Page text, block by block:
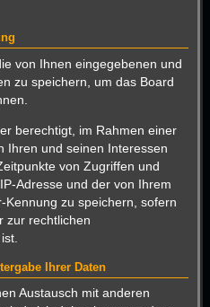
von Ihnen eingegebenen und
zu speichern, um das Board
berechtigt, im Rahmen einer
Ihren und seinen Interessen
von Zugriffen und
Adresse und der von Ihrem
Kennung zu speichern, sofern
zur rechtlichen
Ihrer Daten
Austausch mit anderen